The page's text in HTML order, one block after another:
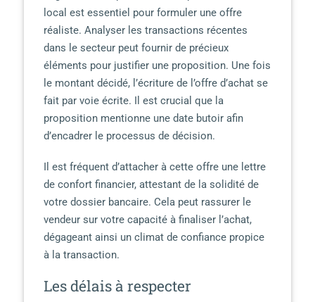
local est essentiel pour formuler une offre
réaliste. Analyser les transactions récentes
dans le secteur peut fournir de précieux
éléments pour justifier une proposition. Une fois
le montant décidé, l’écriture de l’offre d’achat se
fait par voie écrite. Il est crucial que la
proposition mentionne une date butoir afin
d’encadrer le processus de décision.
Il est fréquent d’attacher à cette offre une lettre
de confort financier, attestant de la solidité de
votre dossier bancaire. Cela peut rassurer le
vendeur sur votre capacité à finaliser l’achat,
dégageant ainsi un climat de confiance propice
à la transaction.
Les délais à respecter